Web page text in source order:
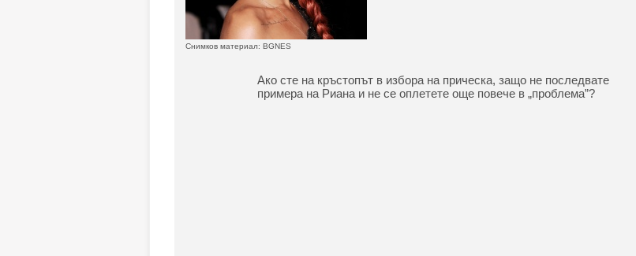
Снимков материал: BGNES
Ако сте на кръстопът в избора на прическа, защо не последвате
примера на Риана и не се оплетете още повече в „проблема”?